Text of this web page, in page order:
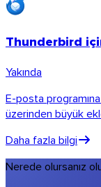
Thunderbird
Yakında
E-posta
üzerinden büyük
Daha fazla bilgi
Nerede olursanız